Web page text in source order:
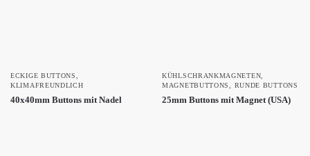
ECKIGE BUTTONS
KLIMAFREUNDLICH
40x40mm Buttons mit Nadel
KÜHLSCHRANKMAGNETEN
MAGNETBUTTONS
RUNDE BUTTONS
25mm Buttons mit Magnet (USA)